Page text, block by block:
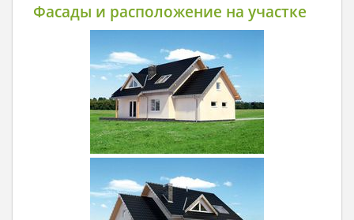
Фасады и расположение на участке